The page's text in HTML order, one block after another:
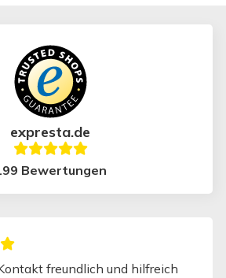
expresta.de
Bewertungen
und hilfreich